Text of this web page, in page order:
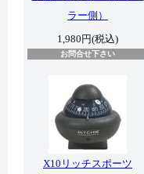
ラー側）
1,980円(税込)
お問合せ下さい
X10リッチスポーツ